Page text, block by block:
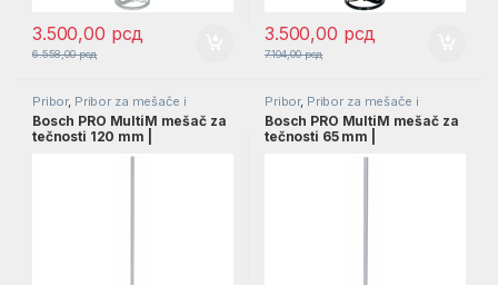
3.500,00 рсд
6.558,00рсд
3.500,00 рсд
7.104,00рсд
Pribor, Pribor za mešače i
mikseri
Bosch PRO MultiM mešač za
tečnosti 120 mm |
Pribor, Pribor za mešače i
mikseri
Bosch PRO MultiM mešač za
tečnosti 65 mm |